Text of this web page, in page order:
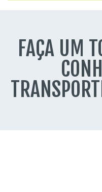
FAÇA UM